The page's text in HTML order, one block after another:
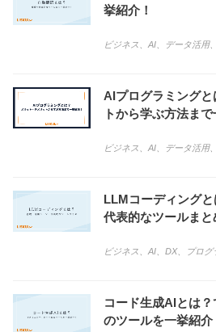
挙紹介！
ビジネス AI データ活用、
AIプログラミング
トから学ぶ方法まで
ビジネス AI データ活用、
LLMコーディング
代表的なツールまと
ビジネス AI DX、 プログ
コード生成AIとは
のツールを一挙紹介